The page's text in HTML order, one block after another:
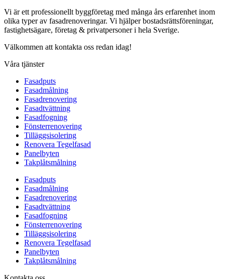
Vi är ett professionellt byggföretag med många års erfarenhet inom
olika typer av fasadrenoveringar. Vi hjälper bostadsrättsföreningar,
fastighetsägare, företag & privatpersoner i hela Sverige.
Välkommen att kontakta oss redan idag!
Våra tjänster
Fasadputs
Fasadmålning
Fasadrenovering
Fasadtvättning
Fasadfogning
Fönsterrenovering
Tilläggsisolering
Renovera Tegelfasad
Panelbyten
Takplåtsmålning
Fasadputs
Fasadmålning
Fasadrenovering
Fasadtvättning
Fasadfogning
Fönsterrenovering
Tilläggsisolering
Renovera Tegelfasad
Panelbyten
Takplåtsmålning